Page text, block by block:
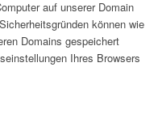
auf unserer Domain
können wie
Domains gespeichert
Ihres Browsers